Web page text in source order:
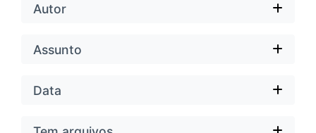
Autor
Assunto
Data